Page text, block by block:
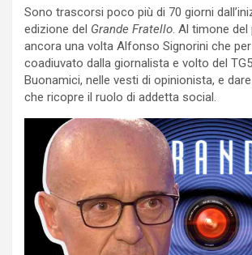
Sono trascorsi poco più di 70 giorni
edizione del Grande Fratello. Al timone del
ancora una volta Alfonso Signorini che per
coadiuvato dalla giornalista e volto del
Buonamici, nelle vesti di opinionista, e
che ricopre il ruolo di addetta social.